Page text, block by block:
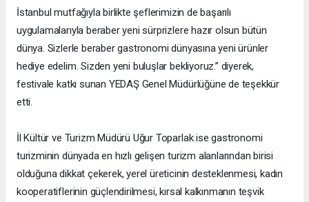
İstanbul mutfağıyla birlikte şeflerimizin de başarılı
uygulamalarıyla beraber yeni sürprizlere hazır olsun bütün
dünya. Sizlerle beraber gastronomi dünyasına yeni ürünler
hediye edelim. Sizden yeni buluşlar bekliyoruz.” diyerek,
festivale katkı sunan YEDAŞ Genel Müdürlüğüne de teşekkür
etti.
İl Kültür ve Turizm Müdürü Uğur Toparlak ise gastronomi
turizminin dünyada en hızlı gelişen turizm alanlarından birisi
olduğuna dikkat çekerek, yerel üreticinin desteklenmesi, kadın
kooperatiflerinin güçlendirilmesi, kırsal kalkınmanın teşvik